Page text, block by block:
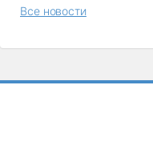
Все новости